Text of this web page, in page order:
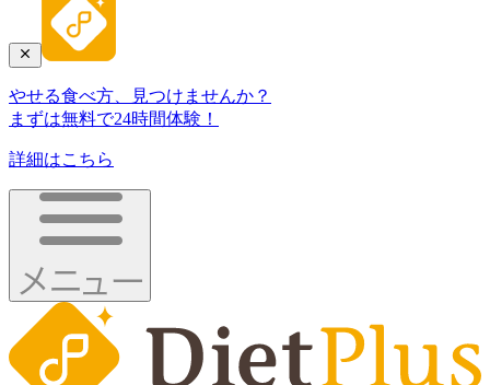
やせる食べ方、見つけませんか？
まずは無料で24時間体験！
詳細はこちら